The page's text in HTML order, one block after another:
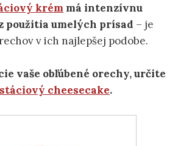
krém má intenzívnu
použitia umelých prísad – je
v ich najlepšej podobe.
vaše obľúbené orechy, určite
cheesecake.